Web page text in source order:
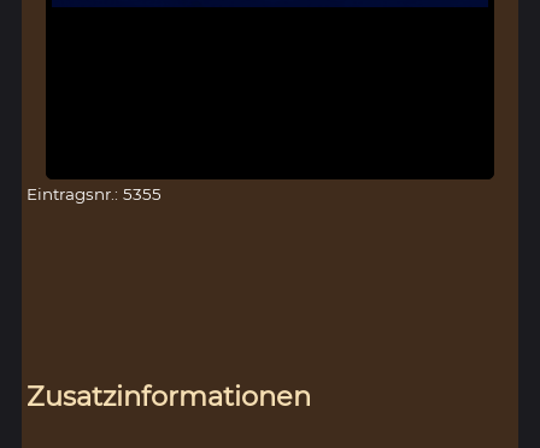
Eintragsnr.: 5355
Zusatzinformationen